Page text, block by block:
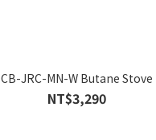
CB-JRC-MN-W Butane Stove
NT$3,290